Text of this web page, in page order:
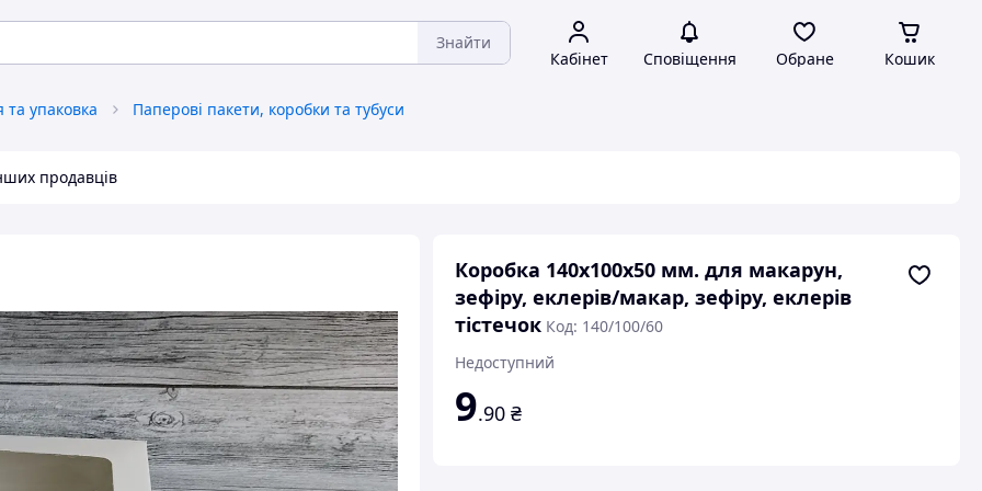
Знайти
Кабінет Сповіщення Обране Кошик
та упаковка Паперові пакети, коробки та тубуси
продавців
Коробка 140х100х50 мм. для макарун,
зефіру, еклерів/макар, зефіру, еклерів
тістечок Код: 140/100/60
Недоступний
9.90 ₴